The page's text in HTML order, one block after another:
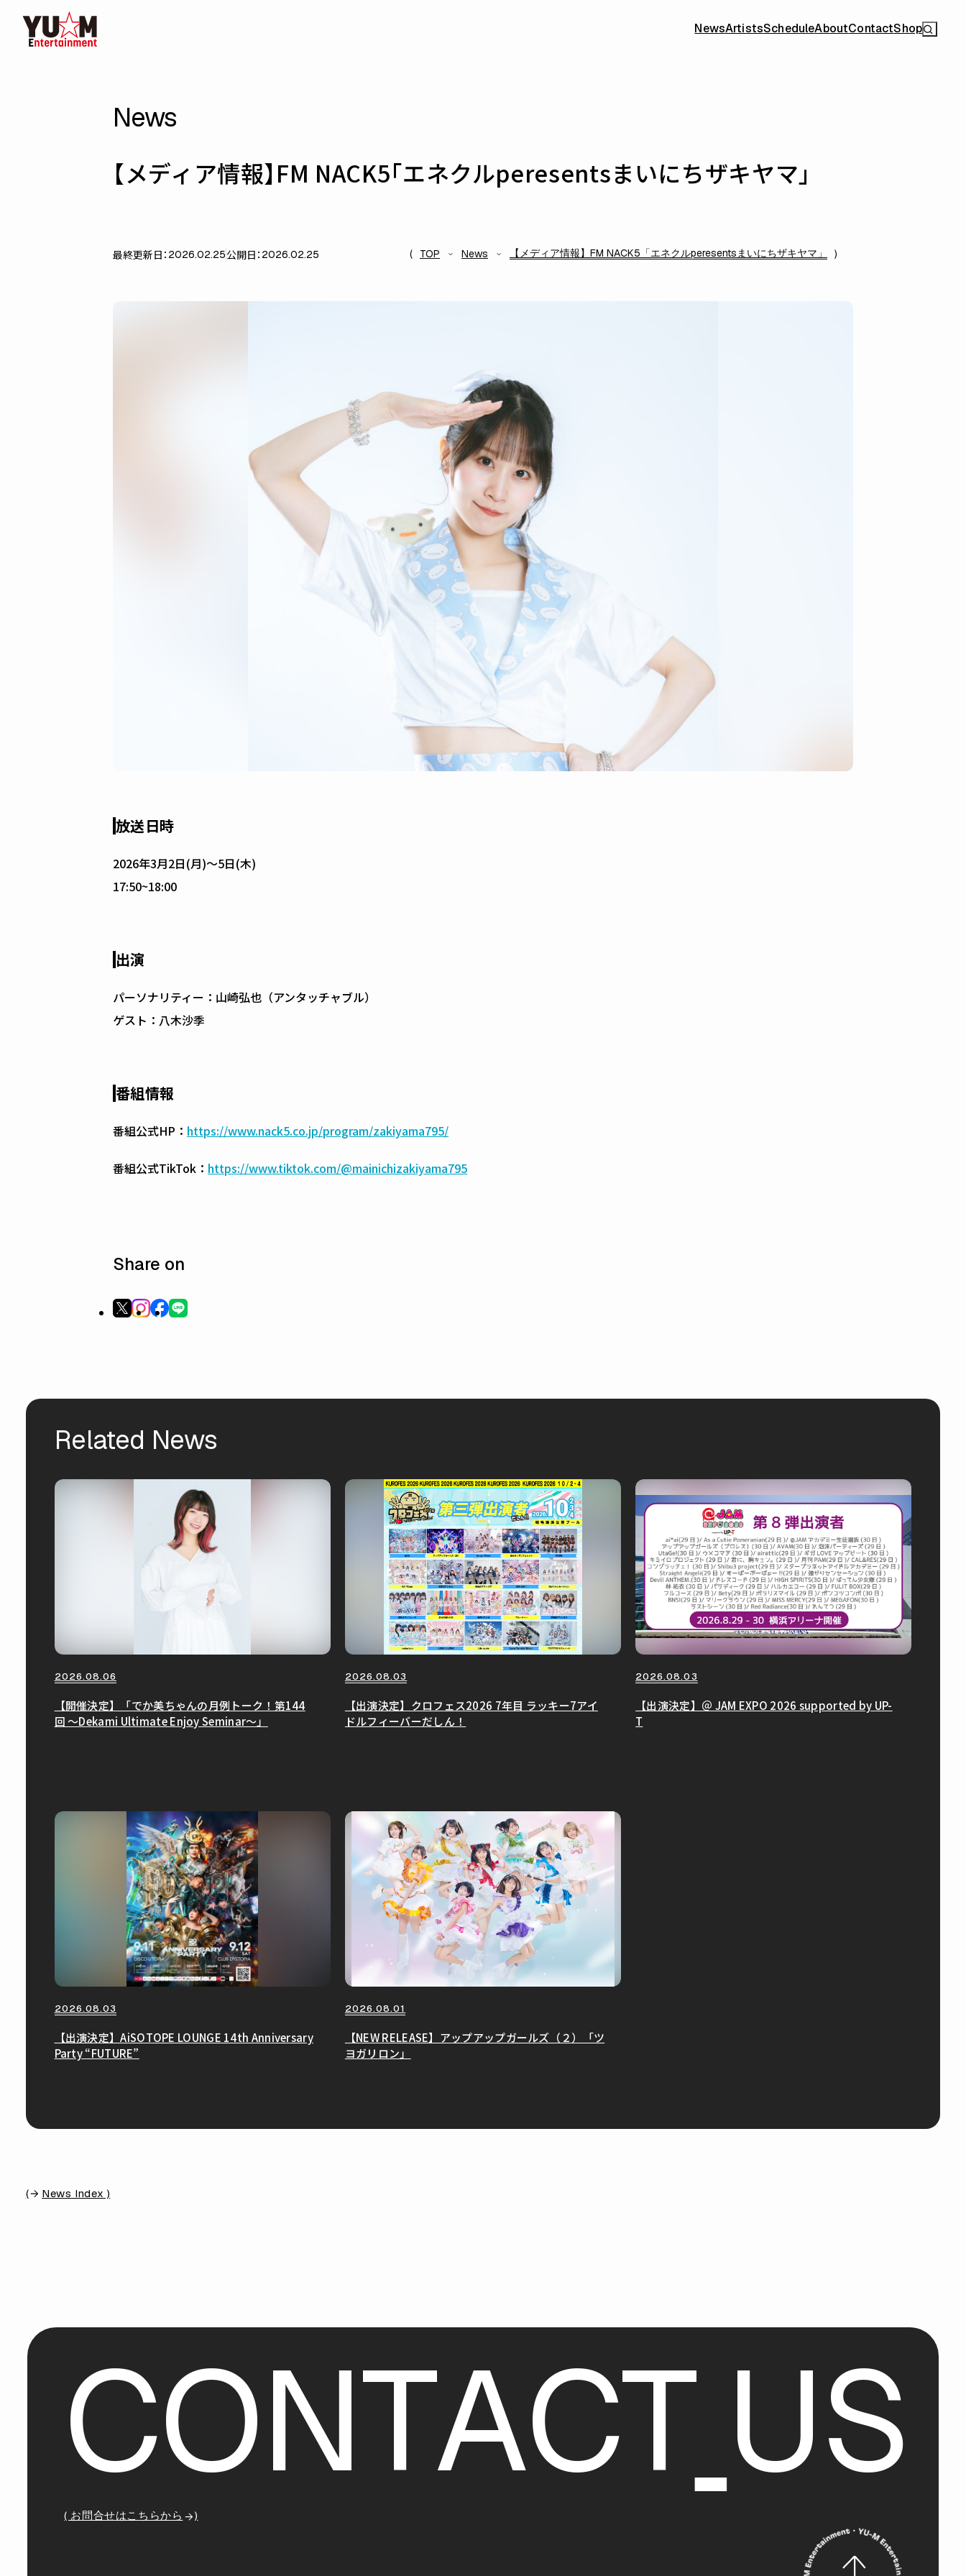
NewsArtistsScheduleAboutContactShop
News
【メディア情報】FM NACK5「エネクルperesentsまいにちザキヤマ」
最終更新日： 2026.02.25公開日： 2026.02.25 TOP News 【メディア情報】FM NACK5「エネクルperesentsまいにちザキヤマ」
放送日時
2026年3月2日(月)〜5日(木)
17:50~18:00
出演
パーソナリティー：山崎弘也（アンタッチャブル）
ゲスト：八木沙季
番組情報
番組公式HP： https://www.nack5.co.jp/program/zakiyama795/
番組公式TikTok： https://www.tiktok.com/@mainichizakiyama795
Share on
Related News
2026.08.06
【開催決定】「でか美ちゃんの月例トーク！第144
回 〜Dekami Ultimate Enjoy Seminar〜」
2026.08.03
【出演決定】クロフェス2026 7年目 ラッキー7アイ
ドルフィーバーだしん！
2026.08.03
【出演決定】＠ JAM EXPO 2026 supported by UP-
T
2026.08.03
【出演決定】AiSOTOPE LOUNGE 14th Anniversary
Party “FUTURE”
2026.08.01
【NEW RELEASE】アップアップガールズ（２）「ツ
ヨガリロン」
( News Index )
CONTACT US
( お問合せはこちらから )